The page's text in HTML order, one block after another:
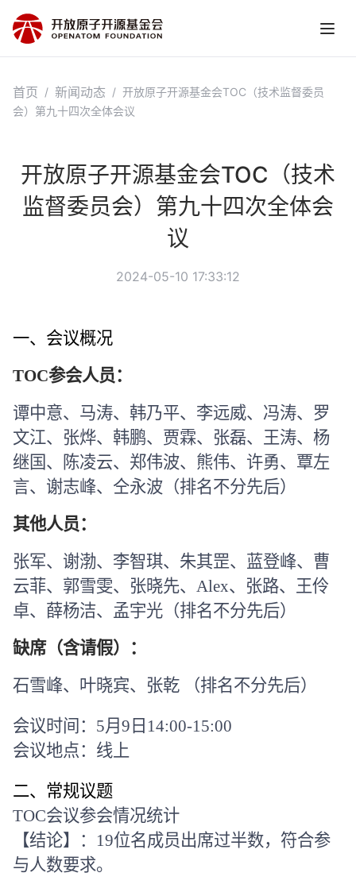
首页 / 新闻动态 / 开放原子开源基金会TOC（技术监督委员
会）第九十四次全体会议
开放原子开源基金会TOC（技术
监督委员会）第九十四次全体会
议
2024-05-10 17:33:12
一、会议概况
TOC参会人员：
谭中意、马涛、韩乃平、李远威、冯涛、罗
文江、张烨、韩鹏、贾霖、张磊、王涛、杨
继国、陈凌云、郑伟波、熊伟、许勇、覃左
言、谢志峰、仝永波（排名不分先后）
其他人员：
张军、谢渤、李智琪、朱其罡、蓝登峰、曹
云菲、郭雪雯、张晓先、 Alex、张路、王伶
卓、薛杨洁、孟宇光（排名不分先后）
缺席（含请假）：
石雪峰、叶晓宾、张乾 （排名不分先后）
会议时间： 5月 9 日 14:00-15:00
会议地点：线上
二、常规议题
TOC会议参会情况统计
【结论】： 19位名成员出席过半数，符合参
与人数要求。